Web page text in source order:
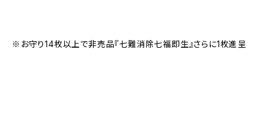
※お守り14枚以上で非売品『七難消除七福即生』さらに1枚進呈